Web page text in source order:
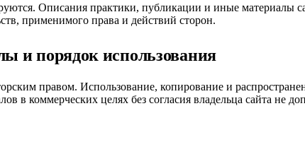
Описания практики, публикации и иные материалы
применимого права и действий сторон.
и порядок использования
правом. Использование, копирование и
в коммерческих целях без согласия владельца сайта не